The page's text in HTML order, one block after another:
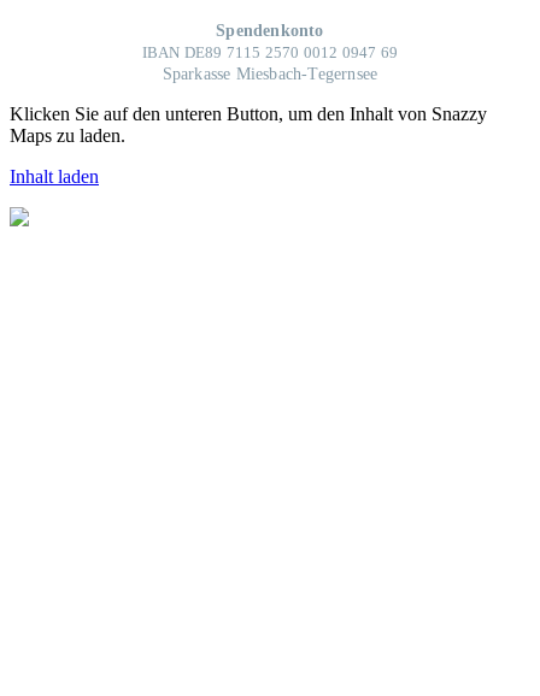
Spendenkonto
IBAN DE89 7115 2570 0012 0947 69
Sparkasse Miesbach-Tegernsee
Klicken Sie auf den unteren Button, um den Inhalt von Snazzy
Maps zu laden.
Inhalt laden